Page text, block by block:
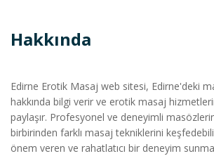
Hakkında
Edirne Erotik Masaj web sitesi, Edirne'deki
hakkında bilgi verir ve erotik masaj
paylaşır. Profesyonel ve deneyimli
birbirinden farklı masaj tekniklerini
önem veren ve rahatlatıcı bir deneyim